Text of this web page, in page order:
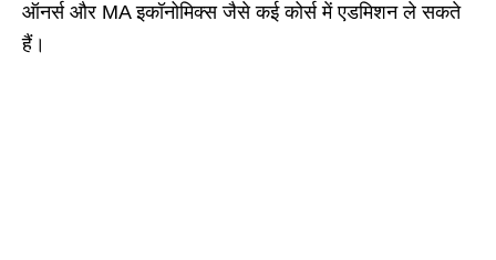
ऑनर्स और MA इकॉनोमिक्स जैसे कई कोर्स में एडमिशन ले सकते
हैं।